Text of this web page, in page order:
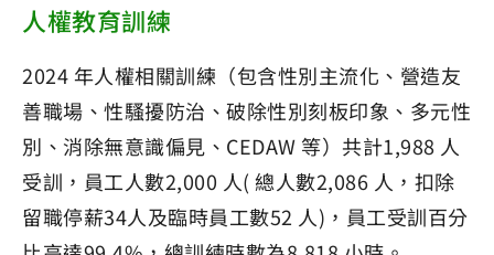
人權教育訓練
2024 年人權相關訓練（包含性別主流化、營造友
善職場、性騷擾防治、破除性別刻板印象、多元性
別、消除無意識偏見、CEDAW 等）共計1,988 人
受訓，員工人數2,000 人( 總人數2,086 人，扣除
留職停薪34人及臨時員工數52 人)，員工受訓百分